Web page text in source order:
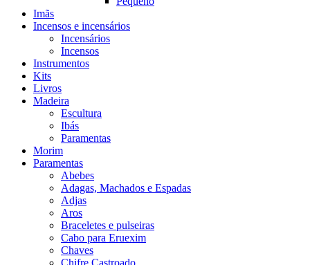
Imãs
Incensos e incensários
Incensários
Incensos
Instrumentos
Kits
Livros
Madeira
Escultura
Ibás
Paramentas
Morim
Paramentas
Abebes
Adagas, Machados e Espadas
Adjas
Aros
Braceletes e pulseiras
Cabo para Eruexim
Chaves